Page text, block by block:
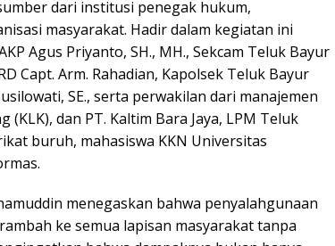
dari institusi penegak hukum,
masyarakat. Hadir dalam kegiatan ini
Agus Priyanto, SH., MH., Sekcam Teluk Bayur
Capt. Arm. Rahadian, Kapolsek Teluk Bayur
SE., serta perwakilan dari manajemen
(KLK), dan PT. Kaltim Bara Jaya, LPM Teluk
buruh, mahasiswa KKN Universitas
menegaskan bahwa penyalahgunaan
ke semua lapisan masyarakat tanpa